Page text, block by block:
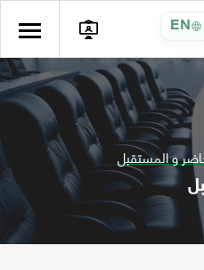
EN
و المستقبل